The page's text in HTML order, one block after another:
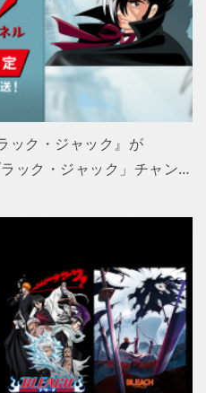
ック・ジャック』が
ック・ジャック」チャン…